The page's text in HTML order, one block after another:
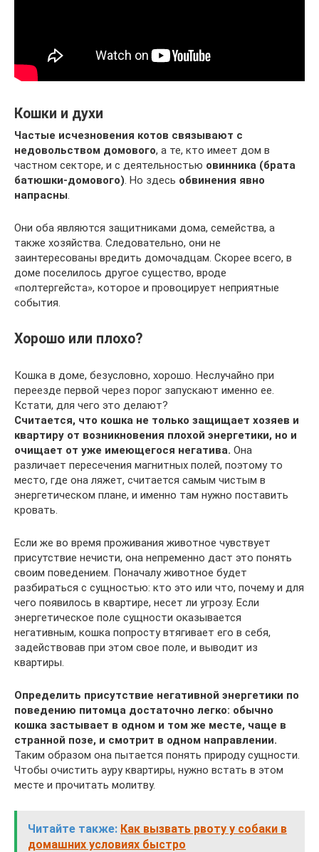
Кошки и духи
Частые исчезновения котов связывают с
недовольством домового, а те, кто имеет дом в
частном секторе, и с деятельностью овинника (брата
батюшки-домового). Но здесь обвинения явно
напрасны.
Они оба являются защитниками дома, семейства, а
также хозяйства. Следовательно, они не
заинтересованы вредить домочадцам. Скорее всего, в
доме поселилось другое существо, вроде
«полтергейста», которое и провоцирует неприятные
события.
Хорошо или плохо?
Кошка в доме, безусловно, хорошо. Неслучайно при
переезде первой через порог запускают именно ее.
Кстати, для чего это делают?
Считается, что кошка не только защищает хозяев и
квартиру от возникновения плохой энергетики, но и
очищает от уже имеющегося негатива. Она
различает пересечения магнитных полей, поэтому то
место, где она ляжет, считается самым чистым в
энергетическом плане, и именно там нужно поставить
кровать.
Если же во время проживания животное чувствует
присутствие нечисти, она непременно даст это понять
своим поведением. Поначалу животное будет
разбираться с сущностью: кто это или что, почему и для
чего появилось в квартире, несет ли угрозу. Если
энергетическое поле сущности оказывается
негативным, кошка попросту втягивает его в себя,
задействовав при этом свое поле, и выводит из
квартиры.
Определить присутствие негативной энергетики по
поведению питомца достаточно легко: обычно
кошка застывает в одном и том же месте, чаще в
странной позе, и смотрит в одном направлении.
Таким образом она пытается понять природу сущности.
Чтобы очистить ауру квартиры, нужно встать в этом
месте и прочитать молитву.
Читайте также: Как вызвать рвоту у собаки в
домашних условиях быстро